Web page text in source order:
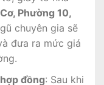
Phường 10,
chuyên gia sẽ
đưa ra mức giá
đồng: Sau khi